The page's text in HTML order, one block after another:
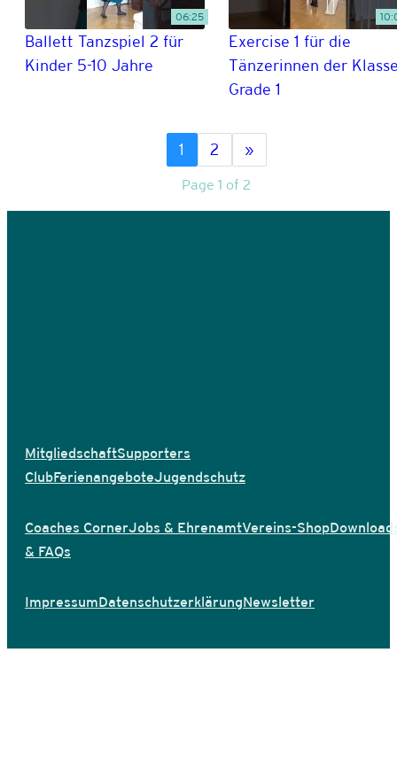
06:25
Ballett Tanzspiel 2 für
Kinder 5-10 Jahre
Exercise 1 für die
Tänzerinnen der
Grade 1
1 2 »
Page 1 of 2
MitgliedschaftSupporters
ClubFerienangeboteJugendschutz
Coaches CornerJobs & EhrenamtVereins-Shop
& FAQs
ImpressumDatenschutzerklärungNewsletter